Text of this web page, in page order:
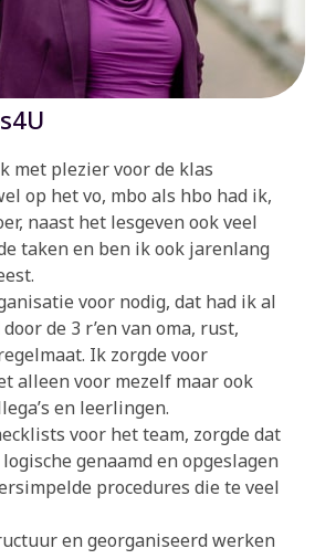
met plezier voor de klas
op het vo, mbo als hbo had ik,
naast het lesgeven ook veel
taken en ben ik ook jarenlang
voor nodig, dat had ik al
de 3 r’en van oma, rust,
Ik zorgde voor
alleen voor mezelf maar ook
en leerlingen.
voor het team, zorgde dat
genaamd en opgeslagen
procedures die te veel
en georganiseerd werken